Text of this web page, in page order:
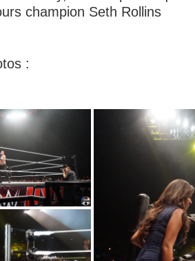
champion Seth Rollins
: